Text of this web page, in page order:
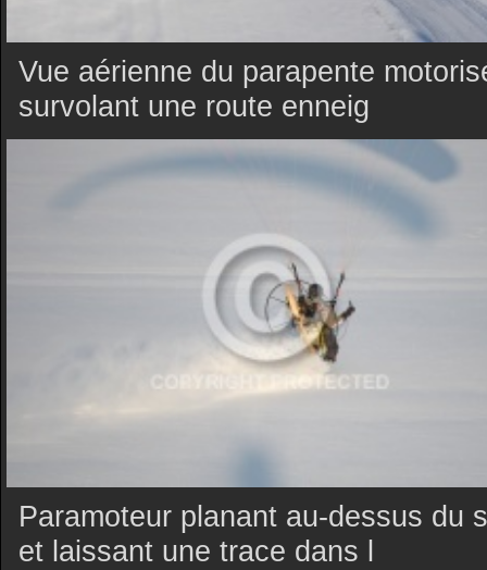
Vue aérienne du parapente
survolant une route enneig
Paramoteur planant au-dessus du
et laissant une trace dans l